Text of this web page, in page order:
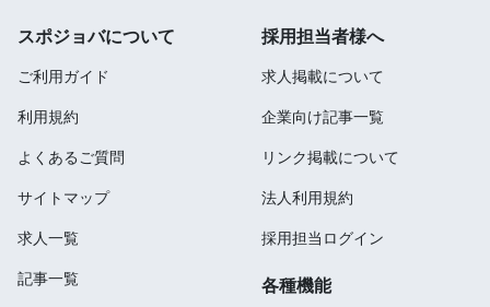
スポジョバについて
ご利用ガイド
利用規約
よくあるご質問
サイトマップ
求人一覧
記事一覧
採用担当者様へ
求人掲載について
企業向け記事一覧
リンク掲載について
法人利用規約
採用担当ログイン
各種機能